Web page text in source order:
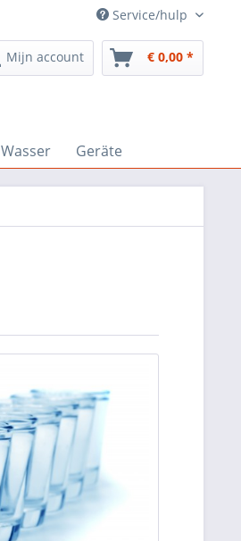
Service/hulp
Mijn account € 0,00 *
Wasser Geräte